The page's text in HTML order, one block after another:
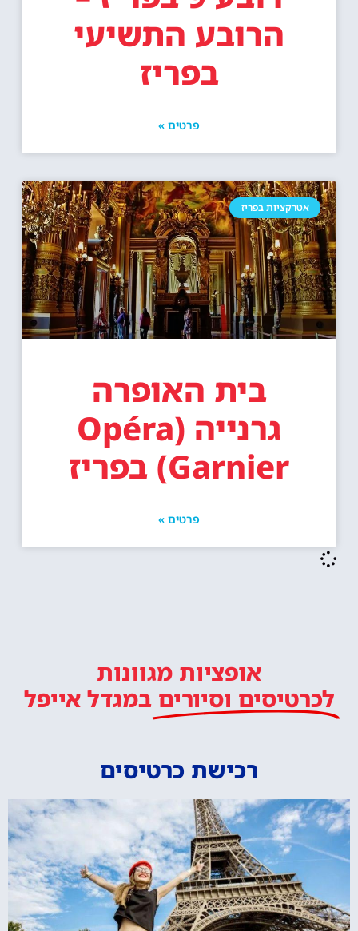
הרובע התשיעי
בפריז
פרטים »
אטרקציות בפריז
בית האופרה
גרנייה (Opéra
Garnier) בפריז
פרטים »
אופציות מגוונות
לכרטיסים וסיורים במגדל אייפל
רכישת כרטיסים